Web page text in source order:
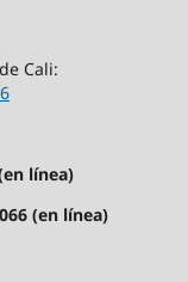
Cali:
línea)
(en línea)